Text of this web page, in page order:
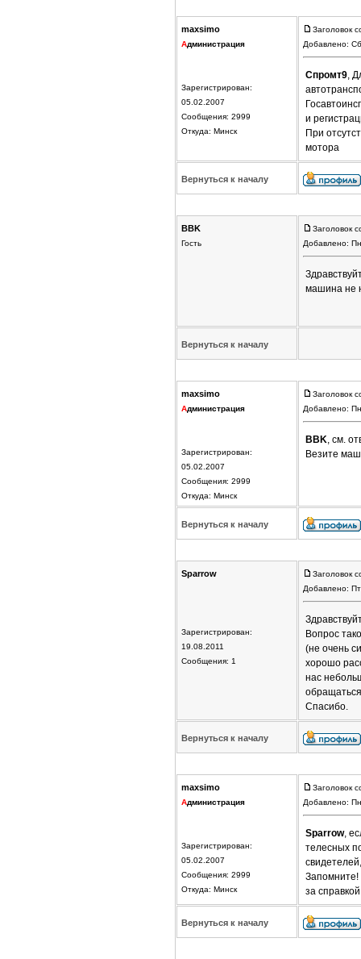
maxsimo
Администрация
Зарегистрирован:
05.02.2007
Сообщения: 2999
Откуда: Минск
Заголовок
Добавлено:
Спромт9,
и
При
мотора
Вернуться к началу
BBK
Гость
Заголовок
Добавлено:
машина не
Вернуться к началу
maxsimo
Администрация
Зарегистрирован:
05.02.2007
Сообщения: 2999
Откуда: Минск
Заголовок
Добавлено:
BBK, см.
Везите
Вернуться к началу
Sparrow
Зарегистрирован:
19.08.2011
Сообщения: 1
Заголовок
Добавлено:
Вопрос
(не очень
хорошо
нас
Спасибо.
Вернуться к началу
maxsimo
Администрация
Зарегистрирован:
05.02.2007
Сообщения: 2999
Откуда: Минск
Заголовок
Добавлено:
Sparrow,
телесных
Запомните!
за
Вернуться к началу